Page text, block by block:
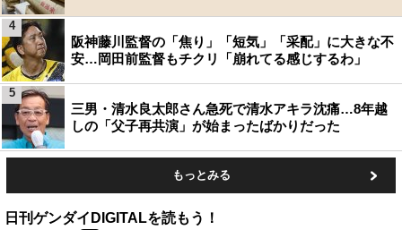
阪神藤川監督の「焦り」「短気」「采配」に大きな不
安…岡田前監督もチクリ「崩れてる感じするわ」
4
三男・清水良太郎さん急死で清水アキラ沈痛…8年越
しの「父子再共演」が始まったばかりだった
5
もっとみる
日刊ゲンダイDIGITALを読もう！